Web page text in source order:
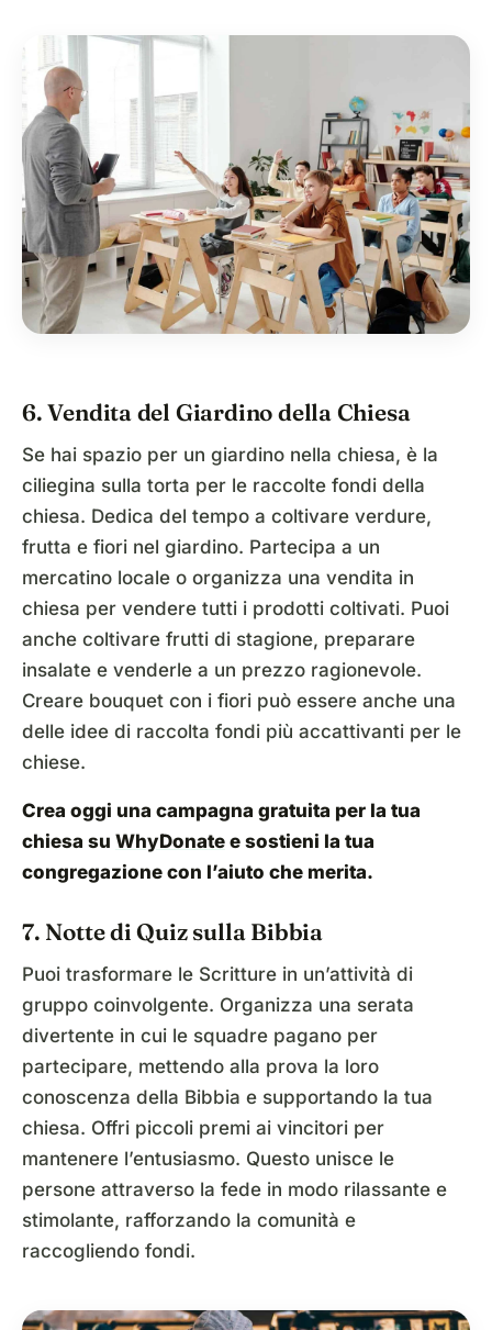
6. Vendita del Giardino della Chiesa
Se hai spazio per un giardino nella chiesa, è la
ciliegina sulla torta per le raccolte fondi della
chiesa. Dedica del tempo a coltivare verdure,
frutta e fiori nel giardino. Partecipa a un
mercatino locale o organizza una vendita in
chiesa per vendere tutti i prodotti coltivati. Puoi
anche coltivare frutti di stagione, preparare
insalate e venderle a un prezzo ragionevole.
Creare bouquet con i fiori può essere anche una
delle idee di raccolta fondi più accattivanti per le
chiese.
Crea oggi una campagna gratuita per la tua
chiesa su WhyDonate e sostieni la tua
congregazione con l’aiuto che merita.
7. Notte di Quiz sulla Bibbia
Puoi trasformare le Scritture in un’attività di
gruppo coinvolgente. Organizza una serata
divertente in cui le squadre pagano per
partecipare, mettendo alla prova la loro
conoscenza della Bibbia e supportando la tua
chiesa. Offri piccoli premi ai vincitori per
mantenere l’entusiasmo. Questo unisce le
persone attraverso la fede in modo rilassante e
stimolante, rafforzando la comunità e
raccogliendo fondi.